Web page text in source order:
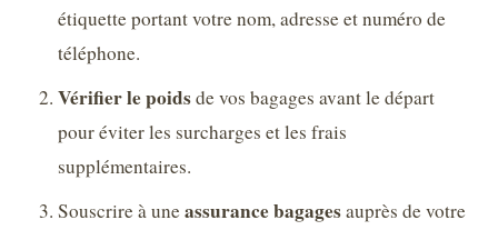
étiquette portant votre nom, adresse et numéro de
téléphone.
Vérifier le poidsde vos bagages avant le départ
pour éviter les surcharges et les frais
supplémentaires.
Souscrire à uneassurance bagagesauprès de votre